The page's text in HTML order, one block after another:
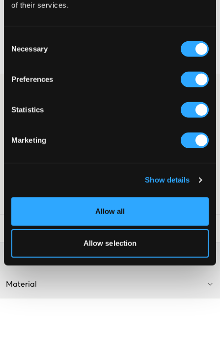
of their services.
Selection
Necessary
Preferences
Statistics
Marketing
Show details
Allow all
Allow selection
VÄLJ STORLEK
Öppet köpi 60 dagar
från 90-talet. Femficksmodell med justerbar midja för den
perfekta passformen. Jeansen stängs med knapp och
Justerbar midja
Art.nr
Tvättråd:
Mer information om tvättråd
Material